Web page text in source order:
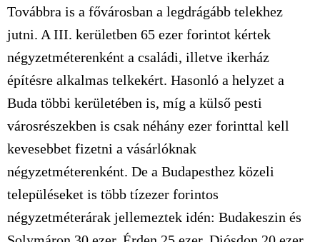
Továbbra is a fővárosban a legdrágább telekhez
jutni. A III. kerületben 65 ezer forintot kértek
négyzetméterenként a családi, illetve ikerház
építésre alkalmas telkekért. Hasonló a helyzet a
Buda többi kerületében is, míg a külső pesti
városrészekben is csak néhány ezer forinttal kell
kevesebbet fizetni a vásárlóknak
négyzetméterenként. De a Budapesthez közeli
településeket is több tízezer forintos
négyzetméterárak jellemeztek idén: Budakeszin és